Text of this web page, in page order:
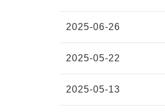
2025-06-26
2025-05-22
2025-05-13